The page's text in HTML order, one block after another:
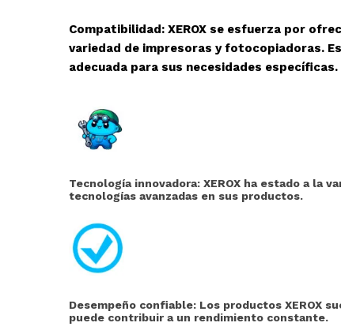
Compatibilidad: XEROX se esfuerza por
variedad de impresoras y fotocopiadoras.
adecuada para sus necesidades específicas.
Tecnología innovadora: XEROX ha estado a la
tecnologías avanzadas en sus productos.
Desempeño confiable: Los productos XEROX
puede contribuir a un rendimiento constante.